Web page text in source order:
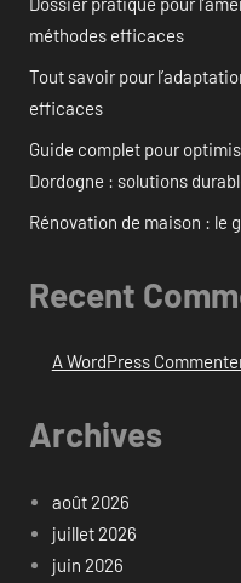
méthodes efficaces
Tout savoir pour
efficaces
Guide complet pour
Dordogne : solutions
Rénovation de maison : le
Recent
A WordPress
Archives
août 2026
juillet 2026
juin 2026